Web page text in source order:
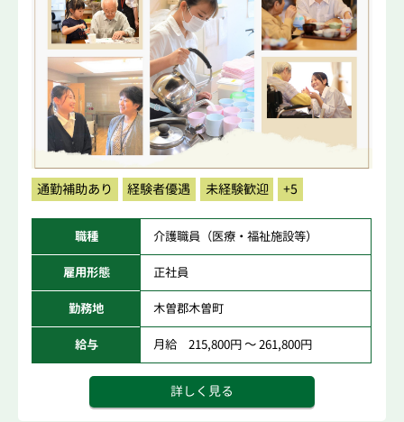
通勤補助あり 経験者優遇 未経験歓迎 +5
職種 介護職員（医療・福祉施設等）
雇用形態 正社員
勤務地 木曽郡木曽町
給与 月給 215,800円 ～ 261,800円
詳しく見る